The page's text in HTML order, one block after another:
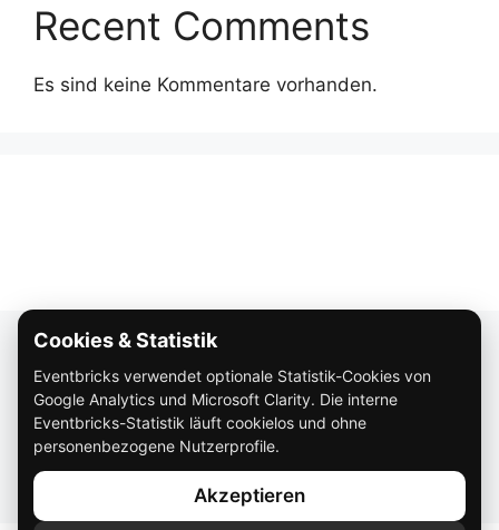
Recent Comments
Es sind keine Kommentare vorhanden.
Über Eventbricks
So funktioniert Eventbricks
Impressum
Datenschutz
Cookies & Statistik
Eventbricks verwendet optionale Statistik-Cookies von
Google Analytics und Microsoft Clarity. Die interne
Eventbricks-Statistik läuft cookielos und ohne
personenbezogene Nutzerprofile.
Akzeptieren